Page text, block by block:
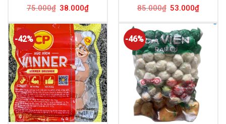
75.000₫ 38.000₫
85.000₫ 53.000₫
-42% -46%